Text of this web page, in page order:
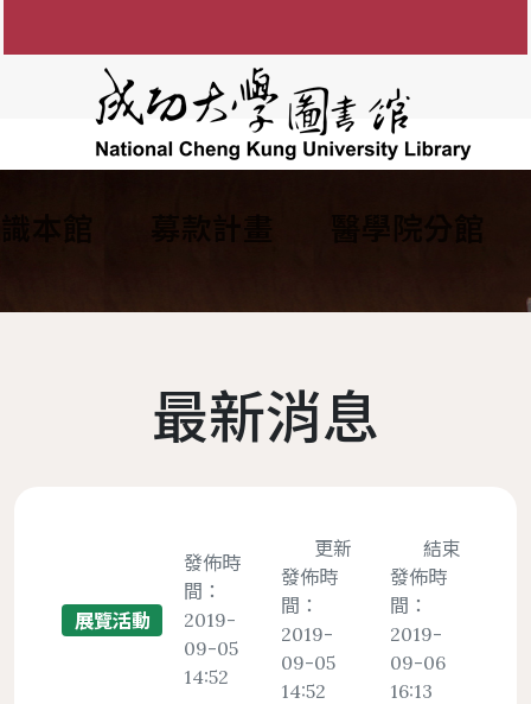
本館 募款計畫 醫學院分館
新書通報
綠色大學
博碩士論
中文期刊館藏清單 個人借閱
圖書服務
使用服務
館際合作服務
NDDS全國文獻傳遞服務
防範掠奪性出版陷阱 學術影響力&研究者
讀者留言板
書香享閱卡
置物櫃
遵守智慧財產權宣導
二手書交流平台
PWA操作說明
歷任館長
圖書委員會
各組業務
工作人員
地理位置 圖書館法規
館藏發展政策
最新消息
展覽活動
發佈時
間：
2019-
09-05
14:52
更新
發佈時
間：
2019-
09-05
14:52
結束
發佈時
間：
2019-
09-06
16:13